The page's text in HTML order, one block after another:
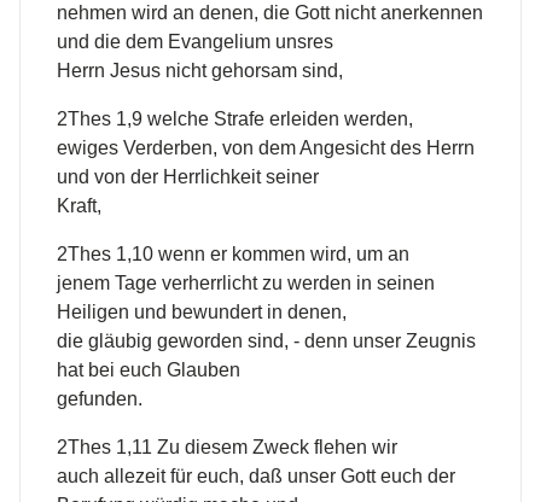
nehmen wird an denen, die Gott nicht anerkennen
und die dem Evangelium unsres
Herrn Jesus nicht gehorsam sind,
2Thes 1,9 welche Strafe erleiden werden,
ewiges Verderben, von dem Angesicht des Herrn
und von der Herrlichkeit seiner
Kraft,
2Thes 1,10 wenn er kommen wird, um an
jenem Tage verherrlicht zu werden in seinen
Heiligen und bewundert in denen,
die gläubig geworden sind, - denn unser Zeugnis
hat bei euch Glauben
gefunden.
2Thes 1,11 Zu diesem Zweck flehen wir
auch allezeit für euch, daß unser Gott euch der